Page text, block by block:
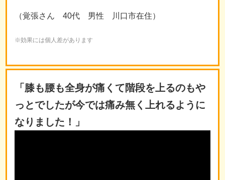
（覚張さん 40代 男性 川口市在住）
※効果には個人差があります
「膝も腰も全身が痛くて階段を上るのもや
っとでしたが今では痛み無く上れるように
なりました！」